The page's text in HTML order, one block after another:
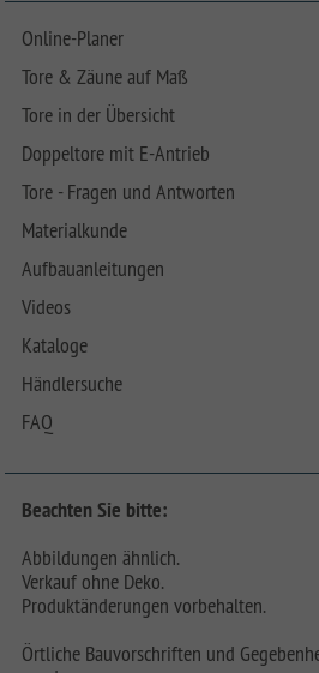
Online-Planer
Tore & Zäune auf Maß
Tore in der Übersicht
Doppeltore mit E-Antrieb
Tore - Fragen und Antworten
Materialkunde
Aufbauanleitungen
Videos
Kataloge
Händlersuche
FAQ
Beachten Sie bitte:
Abbildungen ähnlich.
Verkauf ohne Deko.
Produktänderungen vorbehalten.
Örtliche Bauvorschriften und